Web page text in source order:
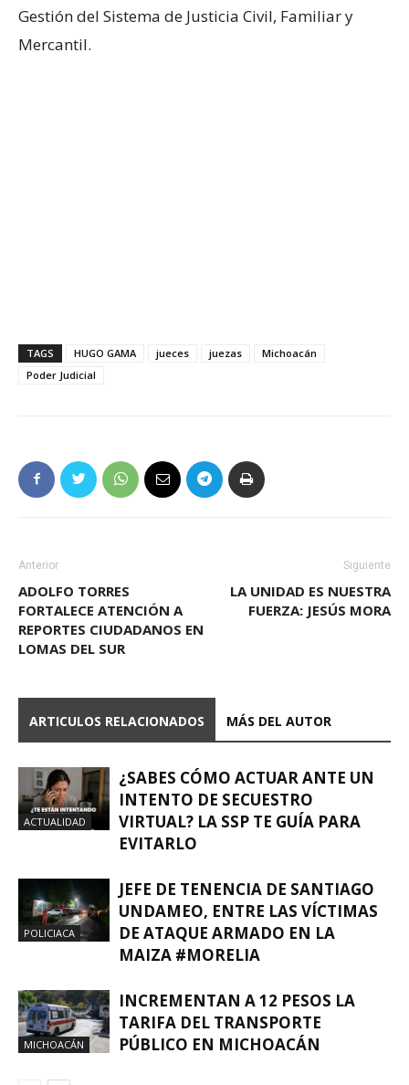
Gestión del Sistema de Justicia Civil, Familiar y
Mercantil.
TAGS HUGO GAMA jueces juezas
Michoacán
Poder Judicial
Anterior
ADOLFO TORRES
FORTALECE ATENCIÓN A
REPORTES CIUDADANOS EN
LOMAS DEL SUR
Siguiente
LA UNIDAD ES NUESTRA
FUERZA: JESÚS MORA
ARTICULOS RELACIONADOS MÁS DEL AUTOR
ACTUALIDAD
¿SABES CÓMO ACTUAR ANTE UN
INTENTO DE SECUESTRO
VIRTUAL? LA SSP TE GUÍA PARA
EVITARLO
POLICIACA
JEFE DE TENENCIA DE SANTIAGO
UNDAMEO, ENTRE LAS VÍCTIMAS
DE ATAQUE ARMADO EN LA
MAIZA #MORELIA
MICHOACÁN
INCREMENTAN A 12 PESOS LA
TARIFA DEL TRANSPORTE
PÚBLICO EN MICHOACÁN